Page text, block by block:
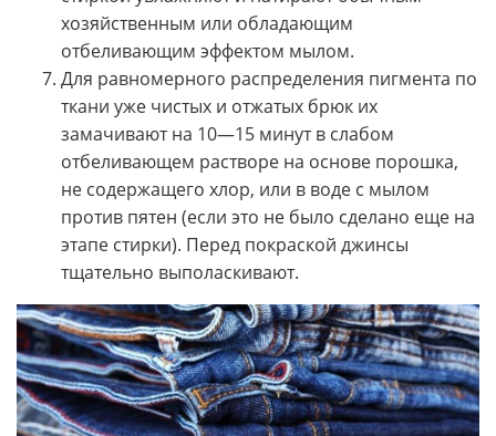
хозяйственным или обладающим
отбеливающим эффектом мылом.
Для равномерного распределения пигмента по
ткани уже чистых и отжатых брюк их
замачивают на 10—15 минут в слабом
отбеливающем растворе на основе порошка,
не содержащего хлор, или в воде с мылом
против пятен (если это не было сделано еще на
этапе стирки). Перед покраской джинсы
тщательно выполаскивают.